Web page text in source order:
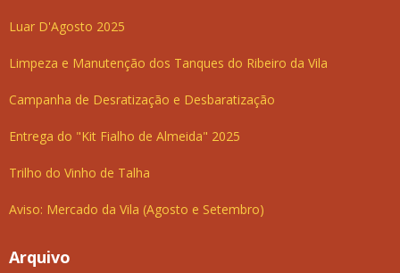
Luar D'Agosto 2025
Limpeza e Manutenção dos Tanques do Ribeiro da Vila
Campanha de Desratização e Desbaratização
Entrega do "Kit Fialho de Almeida" 2025
Trilho do Vinho de Talha
Aviso: Mercado da Vila (Agosto e Setembro)
Arquivo